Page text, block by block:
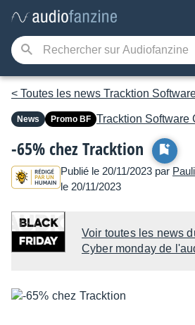
< Toutes les news Tracktion
News Promo BF Tracktion Software
-65% chez Tracktion
Publié le 20/11/2023 par
le 20/11/2023
Voir toutes les news
Cyber monday de